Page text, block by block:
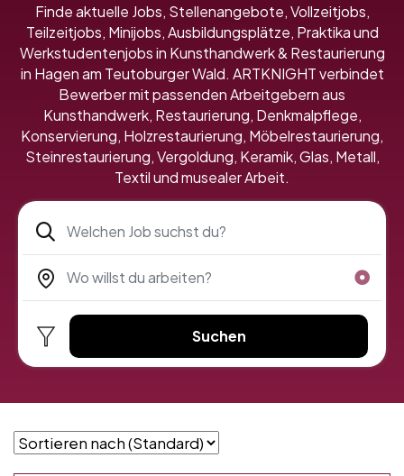
Finde aktuelle Jobs, Stellenangebote, Vollzeitjobs,
Teilzeitjobs, Minijobs, Ausbildungsplätze, Praktika und
Werkstudentenjobs in Kunsthandwerk & Restaurierung
in Hagen am Teutoburger Wald. ARTKNIGHT verbindet
Bewerber mit passenden Arbeitgebern aus
Kunsthandwerk, Restaurierung, Denkmalpflege,
Konservierung, Holzrestaurierung, Möbelrestaurierung,
Steinrestaurierung, Vergoldung, Keramik, Glas, Metall,
Textil und musealer Arbeit.
Suchen